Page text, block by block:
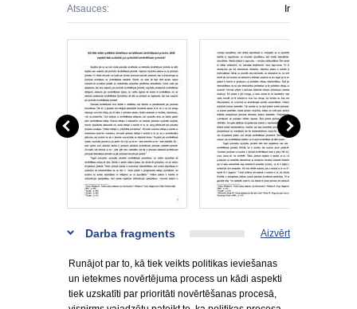
Atsauces: Ir
Darba fragments Aizvērt
Runājot par to, kā tiek veikts politikas ieviešanas
un ietekmes novērtējuma process un kādi aspekti
tiek uzskatīti par prioritāti novērtēšanas procesā,